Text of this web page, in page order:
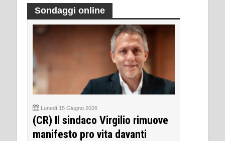
Sondaggi online
Lunedì 15 Giugno 2026
(CR) Il sindaco Virgilio rimuove
manifesto pro vita davanti